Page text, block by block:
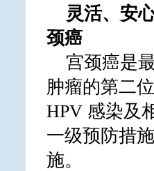
灵活、安
颈癌
宫颈癌是
肿瘤的第二
HPV 感染及
一级预防措
施。